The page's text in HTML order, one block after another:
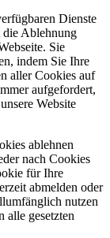
Dienste
die Ablehnung
Sie
indem Sie Ihre
aller Cookies auf
aufgefordert,
Website
ablehnen
nach Cookies
für Ihre
abmelden oder
nutzen
alle gesetzten